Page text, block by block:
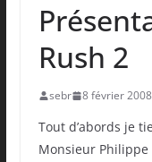
Rush 2
sebr 8 février 2008
Tout d’abords je
Monsieur Philippe